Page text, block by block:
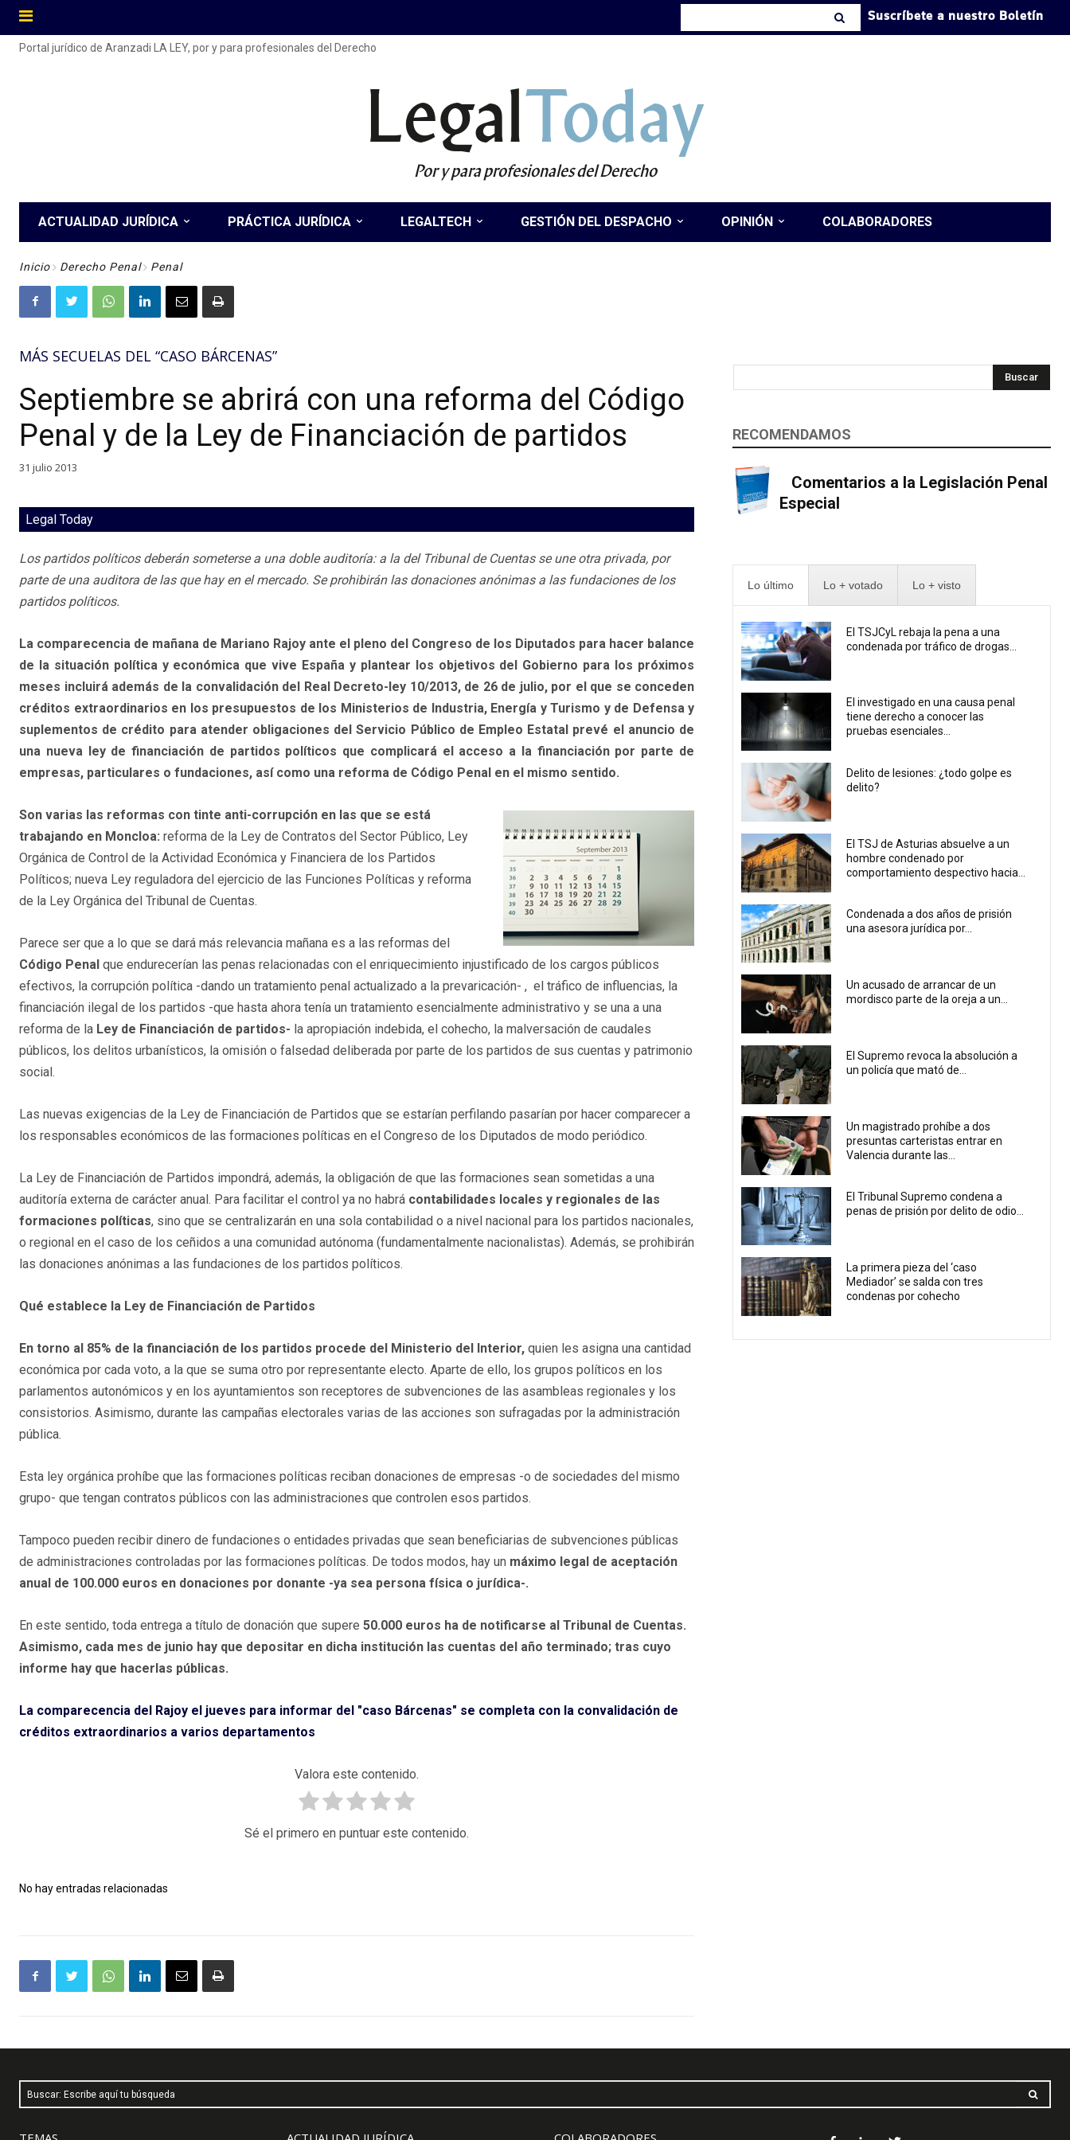
Suscríbete a nuestro Boletín
Portal jurídico de Aranzadi LA LEY, por y para profesionales del Derecho
LegalToday
Por y para profesionales del Derecho
ACTUALIDAD JURÍDICA PRÁCTICA JURÍDICA LEGALTECH GESTIÓN DEL DESPACHO OPINIÓN COLABORADORES
Inicio Derecho Penal Penal
MÁS SECUELAS DEL “CASO BÁRCENAS”
Septiembre se abrirá con una reforma del Código
Penal y de la Ley de Financiación de partidos
31 julio 2013
Legal Today
Los partidos políticos deberán someterse a una doble auditoría: a la del Tribunal de Cuentas se une otra privada, por
parte de una auditora de las que hay en el mercado. Se prohibirán las donaciones anónimas a las fundaciones de los
partidos políticos.
La comparecencia de mañana de Mariano Rajoy ante el pleno del Congreso de los Diputados para hacer balance
de la situación política y económica que vive España y plantear los objetivos del Gobierno para los próximos
meses incluirá además de la convalidación del Real Decreto-ley 10/2013, de 26 de julio, por el que se conceden
créditos extraordinarios en los presupuestos de los Ministerios de Industria, Energía y Turismo y de Defensa y
suplementos de crédito para atender obligaciones del Servicio Público de Empleo Estatal prevé el anuncio de
una nueva ley de financiación de partidos políticos que complicará el acceso a la financiación por parte de
empresas, particulares o fundaciones, así como una reforma de Código Penal en el mismo sentido.
Son varias las reformas con tinte anti-corrupción en las que se está
trabajando en Moncloa: reforma de la Ley de Contratos del Sector Público, Ley
Orgánica de Control de la Actividad Económica y Financiera de los Partidos
Políticos; nueva Ley reguladora del ejercicio de las Funciones Políticas y reforma
de la Ley Orgánica del Tribunal de Cuentas.
Parece ser que a lo que se dará más relevancia mañana es a las reformas del
Código Penal que endurecerían las penas relacionadas con el enriquecimiento injustificado de los cargos públicos
efectivos, la corrupción política -dando un tratamiento penal actualizado a la prevaricación- , el tráfico de influencias, la
financiación ilegal de los partidos -que hasta ahora tenía un tratamiento esencialmente administrativo y se una a una
reforma de la Ley de Financiación de partidos- la apropiación indebida, el cohecho, la malversación de caudales
públicos, los delitos urbanísticos, la omisión o falsedad deliberada por parte de los partidos de sus cuentas y patrimonio
social.
Las nuevas exigencias de la Ley de Financiación de Partidos que se estarían perfilando pasarían por hacer comparecer a
los responsables económicos de las formaciones políticas en el Congreso de los Diputados de modo periódico.
La Ley de Financiación de Partidos impondrá, además, la obligación de que las formaciones sean sometidas a una
auditoría externa de carácter anual. Para facilitar el control ya no habrá contabilidades locales y regionales de las
formaciones políticas, sino que se centralizarán en una sola contabilidad o a nivel nacional para los partidos nacionales,
o regional en el caso de los ceñidos a una comunidad autónoma (fundamentalmente nacionalistas). Además, se prohibirán
las donaciones anónimas a las fundaciones de los partidos políticos.
Qué establece la Ley de Financiación de Partidos
En torno al 85% de la financiación de los partidos procede del Ministerio del Interior, quien les asigna una cantidad
económica por cada voto, a la que se suma otro por representante electo. Aparte de ello, los grupos políticos en los
parlamentos autonómicos y en los ayuntamientos son receptores de subvenciones de las asambleas regionales y los
consistorios. Asimismo, durante las campañas electorales varias de las acciones son sufragadas por la administración
pública.
Esta ley orgánica prohíbe que las formaciones políticas reciban donaciones de empresas -o de sociedades del mismo
grupo- que tengan contratos públicos con las administraciones que controlen esos partidos.
Tampoco pueden recibir dinero de fundaciones o entidades privadas que sean beneficiarias de subvenciones públicas
de administraciones controladas por las formaciones políticas. De todos modos, hay un máximo legal de aceptación
anual de 100.000 euros en donaciones por donante -ya sea persona física o jurídica-.
En este sentido, toda entrega a título de donación que supere 50.000 euros ha de notificarse al Tribunal de Cuentas.
Asimismo, cada mes de junio hay que depositar en dicha institución las cuentas del año terminado; tras cuyo
informe hay que hacerlas públicas.
La comparecencia del Rajoy el jueves para informar del "caso Bárcenas" se completa con la convalidación de
créditos extraordinarios a varios departamentos
Valora este contenido.
Sé el primero en puntuar este contenido.
No hay entradas relacionadas
Buscar
RECOMENDAMOS
Comentarios a la Legislación Penal
Especial
Lo último Lo + votado Lo + visto
El TSJCyL rebaja la pena a una
condenada por tráfico de drogas...
El investigado en una causa penal
tiene derecho a conocer las
pruebas esenciales...
Delito de lesiones: ¿todo golpe es
delito?
El TSJ de Asturias absuelve a un
hombre condenado por
comportamiento despectivo hacia...
Condenada a dos años de prisión
una asesora jurídica por...
Un acusado de arrancar de un
mordisco parte de la oreja a un...
El Supremo revoca la absolución a
un policía que mató de...
Un magistrado prohíbe a dos
presuntas carteristas entrar en
Valencia durante las...
El Tribunal Supremo condena a
penas de prisión por delito de odio...
La primera pieza del ‘caso
Mediador’ se salda con tres
condenas por cohecho
Buscar: Escribe aquí tu búsqueda